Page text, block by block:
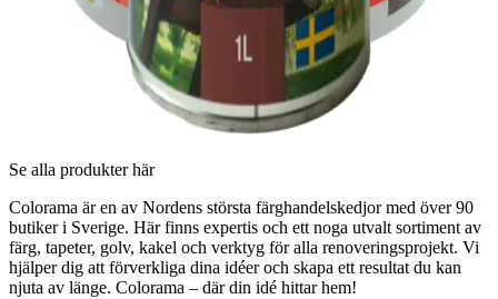
FASADFÄRG FALU VAPEN FÄRG ANTRACIT-Y
NCS S 7502-Y 10L
TEAKOLJA UTOMHUS 1L
Se alla produkter här
Colorama är en av Nordens största färghandelskedjor med över 90
butiker i Sverige. Här finns expertis och ett noga utvalt sortiment av
färg, tapeter, golv, kakel och verktyg för alla renoveringsprojekt. Vi
hjälper dig att förverkliga dina idéer och skapa ett resultat du kan
njuta av länge. Colorama – där din idé hittar hem!